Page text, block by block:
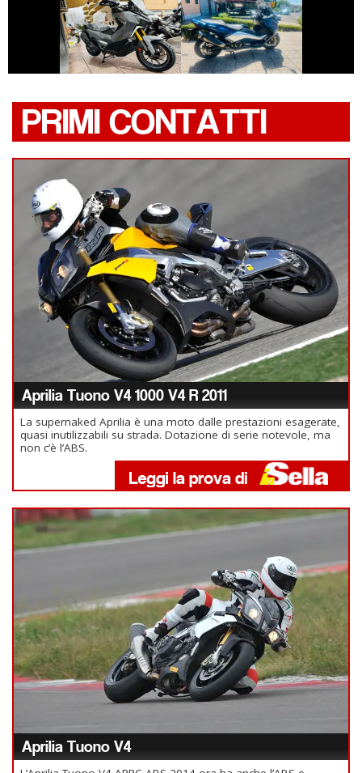
SYM ADX-400 YAMAHA TMAX
PRIMI CONTATTI
Aprilia Tuono V4 1000 V4 R 2011
La supernaked Aprilia è una moto dalle prestazioni esagerate,
quasi inutilizzabili su strada. Dotazione di serie notevole, ma
non c’è l’ABS.
Aprilia Tuono V4